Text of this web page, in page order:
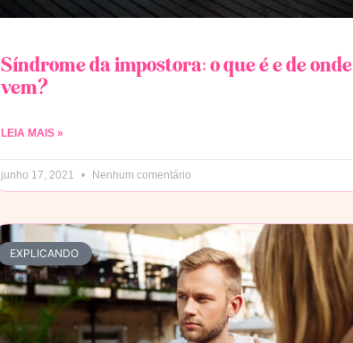
Síndrome da impostora: o que é e de onde
vem?
LEIA MAIS »
junho 17, 2021 Nenhum comentário
EXPLICANDO